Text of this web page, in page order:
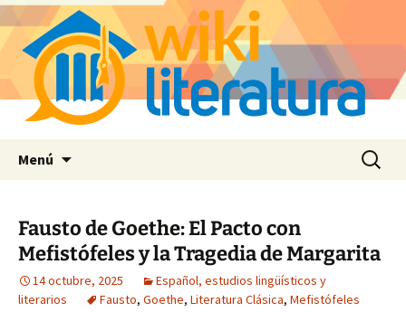
Menú Buscar:
Fausto de Goethe: El Pacto con
Mefistófeles y la Tragedia de Margarita
14 octubre, 2025
Español, estudios lingüísticos y
literarios
Fausto, Goethe, Literatura Clásica, Mefistófeles